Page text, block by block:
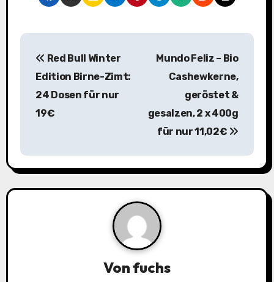
B
a
g
Red Bull Winter
Edition Birne-Zimt:
24 Dosen für nur
19€
Mundo Feliz – Bio
Cashewkerne,
geröstet &
gesalzen, 2 x 400g
für nur 11,02€
Vonfuchs